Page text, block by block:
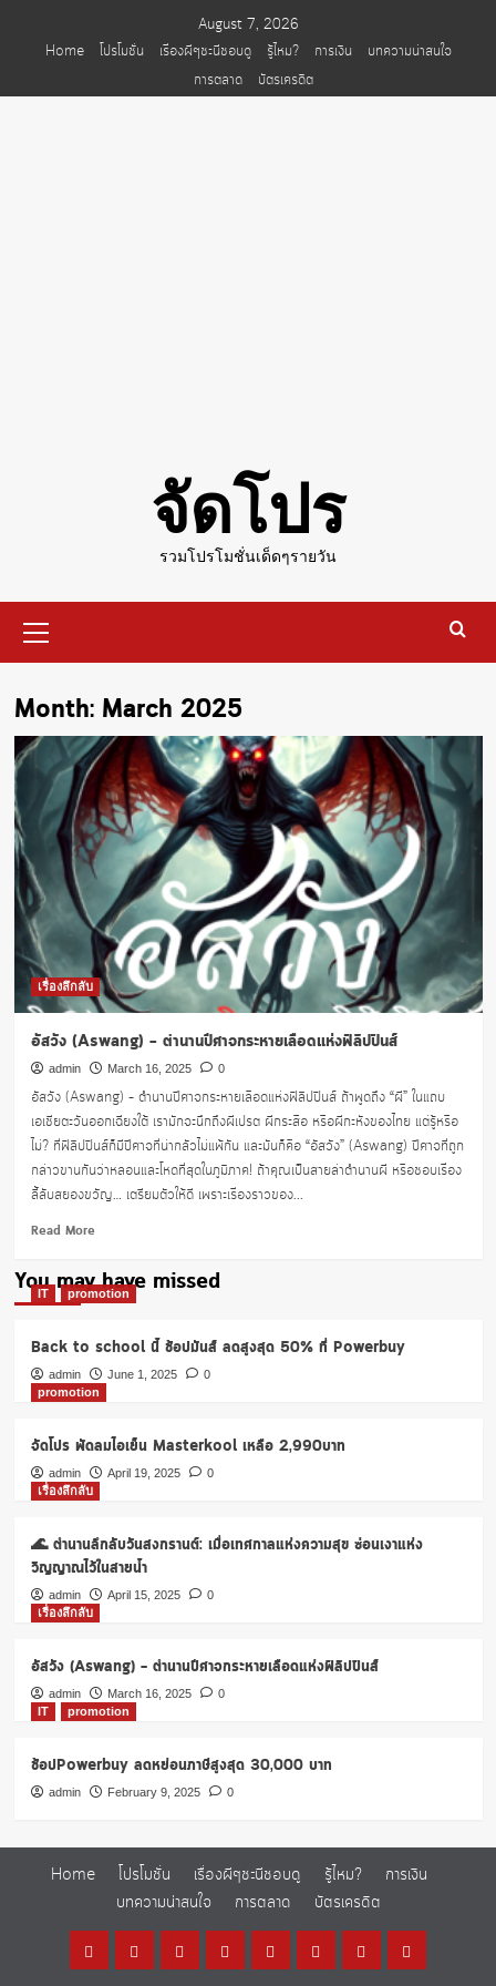
August 7, 2026
Home
โปรโมชั่น เรื่องผีๆชะนีชอบดู รู้ไหม? การเงิน
บทความน่าสนใจ
การตลาด
บัตรเครดิต
จัดโปร
รวมโปรโมชั่นเด็ดๆรายวัน
Menu
Month: March 2025
เรื่องลึกลับ
อัสวัง (Aswang) – ตำนานปีศาจกระหายเลือดแห่งฟิลิปปินส์
admin March 16, 2025 0
อัสวัง (Aswang) – ตำนานปีศาจกระหายเลือดแห่งฟิลิปปินส์ ถ้าพูดถึง “ผี” ในแถบ
เอเชียตะวันออกเฉียงใต้ เรามักจะนึกถึงผีเปรต ผีกระสือ หรือผีกะหังของไทย แต่รู้หรือ
ไม่? ที่ฟิลิปปินส์ก็มีปีศาจที่น่ากลัวไม่แพ้กัน และมันก็คือ “อัสวัง” (Aswang) ปีศาจที่ถูก
กล่าวขานกันว่าหลอนและโหดที่สุดในภูมิภาค! ถ้าคุณเป็นสายล่าตำนานผี หรือชอบเรื่อง
ลี้ลับสยองขวัญ… เตรียมตัวให้ดี เพราะเรื่องราวของ...
Read MoreRead
about
อัส
–
ตำนาน
ปีศาจ
เลือด
ฟิลิปปินส์
You may have missed
IT promotion
Back to school นี้ ช้อปมันส์ ลดสูงสุด 50% ที่ Powerbuy
admin June 1, 2025
0
promotion
จัดโปร พัดลมไอเย็น Masterkool เหลือ 2,990บาท
admin April 19, 2025
0
เรื่องลึกลับ
🌊 ตำนานลึกลับวันสงกรานต์: เมื่อเทศกาลแห่งความสุข ซ่อนเงาแห่ง
วิญญาณไว้ในสายน้ำ
admin April 15, 2025
0
เรื่องลึกลับ
อัสวัง (Aswang) – ตำนานปีศาจกระหายเลือดแห่งฟิลิปปินส์
admin March 16, 2025
0
IT
promotion
ช้อปPowerbuy ลดหย่อนภาษีสูงสุด 30,000 บาท
admin February 9, 2025 0
Home โปรโมชั่น เรื่องผีๆชะนีชอบดู รู้ไหม?
การเงิน
บทความน่าสนใจ
การตลาด บัตรเครดิต
Home โปร เรื่อง รู้ การ บทความการ บัตร